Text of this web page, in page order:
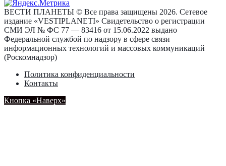
ВЕСТИ ПЛАНЕТЫ © Все права защищены 2026. Сетевое
издание «VESTIPLANETI» Свидетельство о регистрации
СМИ ЭЛ № ФС 77 — 83416 от 15.06.2022 выдано
Федеральной службой по надзору в сфере связи
информационных технологий и массовых коммуникаций
(Роскомнадзор)
Политика конфиденциальности
Контакты
Кнопка «Наверх»